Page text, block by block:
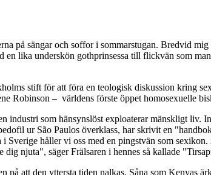
på sängar och soffor i sommarstugan. Bredvid
en lika underskön gothprinsessa till flickvän som
stift för att föra en teologisk diskussion kring
Robinson – världens förste öppet homosexuelle
industri som hänsynslöst exploaterar mänskligt liv.
ur São Paulos överklass, har skrivit en
håller vi oss med en pingstvän som
njuta", säger Frälsaren i hennes så kallade
att den yttersta tiden nalkas. Såna som Kenyas